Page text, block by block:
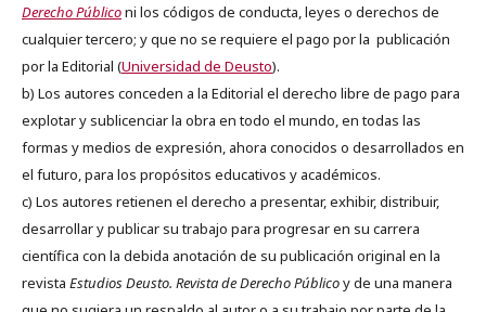
Derecho Públiconi los códigos de conducta, leyes o derechos de
cualquier tercero; y que no se requiere el pago por la publicación
por la Editorial (Universidad de Deusto).
b) Los autores conceden a la Editorial el derecho libre de pago para
explotar y sublicenciar la obra en todo el mundo, en todas las
formas y medios de expresión, ahora conocidos o desarrollados en
el futuro, para los propósitos educativos y académicos.
c) Los autores retienen el derecho a presentar, exhibir, distribuir,
desarrollar y publicar su trabajo para progresar en su carrera
científica con la debida anotación de su publicación original en la
revista Estudios Deusto. Revista de Derecho Públicoy de una manera